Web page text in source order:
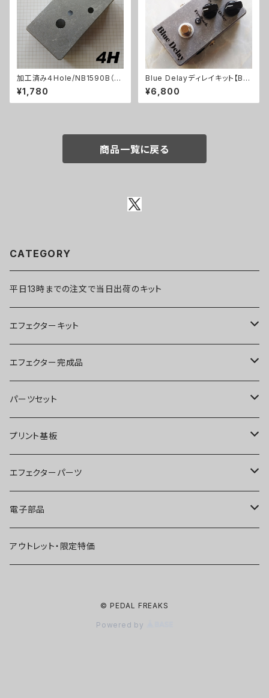
加工済み４Hole/NB1590B（11
2x61x32mm）アルミダイキャス
トケース
¥1,780
Blue Delayディレイキット【BA
SIC KIT】
¥6,800
商品一覧に戻る
CATEGORY
平日13時までの注文で当日出荷のキット
エフェクターキット
ブースター
オーバードライブ
ディストーション
ファズ
プリアンプ
空間系
エフェクター完成品
ブースター
オーバードライブ
ディストーション
ファズ
空間系
パーツセット
ブースター
オーバードライブ
ディストーション
ファズ
プリント基板
オーバードライブ
ディストーション
ファズ
エフェクターパーツ
スイッチ
ジャック
電子部品
IC
アウトレット・限定特価
© PEDAL FREAKS
Powered by